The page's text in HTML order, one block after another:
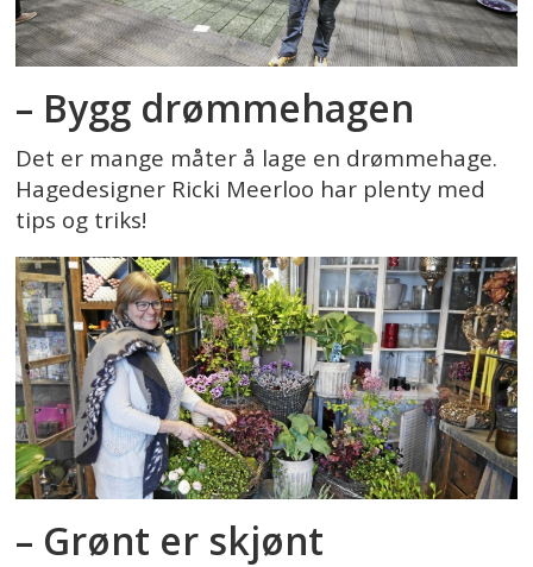
– Bygg drømmehagen
Det er mange måter å lage en drømmehage.
Hagedesigner Ricki Meerloo har plenty med
tips og triks!
– Grønt er skjønt